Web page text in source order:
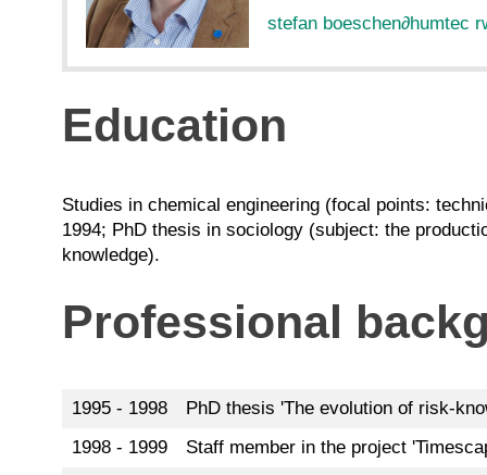
stefan boeschen∂humtec
Education
Studies in chemical engineering (focal points:
1994; PhD thesis in sociology (subject: the
knowledge).
Professional
1995 - 1998
PhD thesis 'The evolution of risk-
1998 - 1999
Staff member in the project